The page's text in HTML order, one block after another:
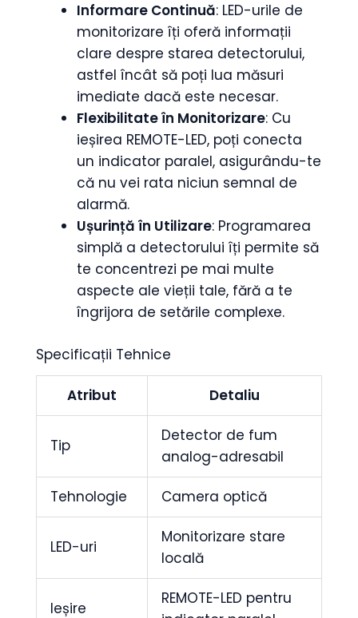
Informare Continuă: LED-urile de
monitorizare îți oferă informații
clare despre starea detectorului,
astfel încât să poți lua măsuri
imediate dacă este necesar.
Flexibilitate în Monitorizare: Cu
ieșirea REMOTE-LED, poți conecta
un indicator paralel, asigurându-te
că nu vei rata niciun semnal de
alarmă.
Ușurință în Utilizare: Programarea
simplă a detectorului îți permite să
te concentrezi pe mai multe
aspecte ale vieții tale, fără a te
îngrijora de setările complexe.
Specificații Tehnice
Atribut Detaliu
Tip
Detector de fum
analog-adresabil
Tehnologie Camera optică
LED-uri
Monitorizare stare
locală
Ieșire
REMOTE-LED pentru